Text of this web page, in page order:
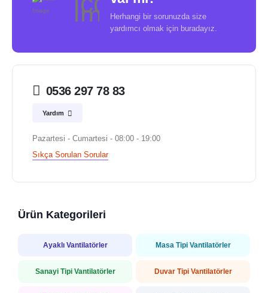
Herhangi bir sorunuzda size
yardımcı olmak için buradayız.
0536 297 78 83
Yardım
Pazartesi - Cumartesi - 08:00 - 19:00
Sıkça Sorulan Sorular
Ürün Kategorileri
Ayaklı Vantilatörler Masa Tipi Vantilatörler
Sanayi Tipi Vantilatörler Duvar Tipi Vantilatörler